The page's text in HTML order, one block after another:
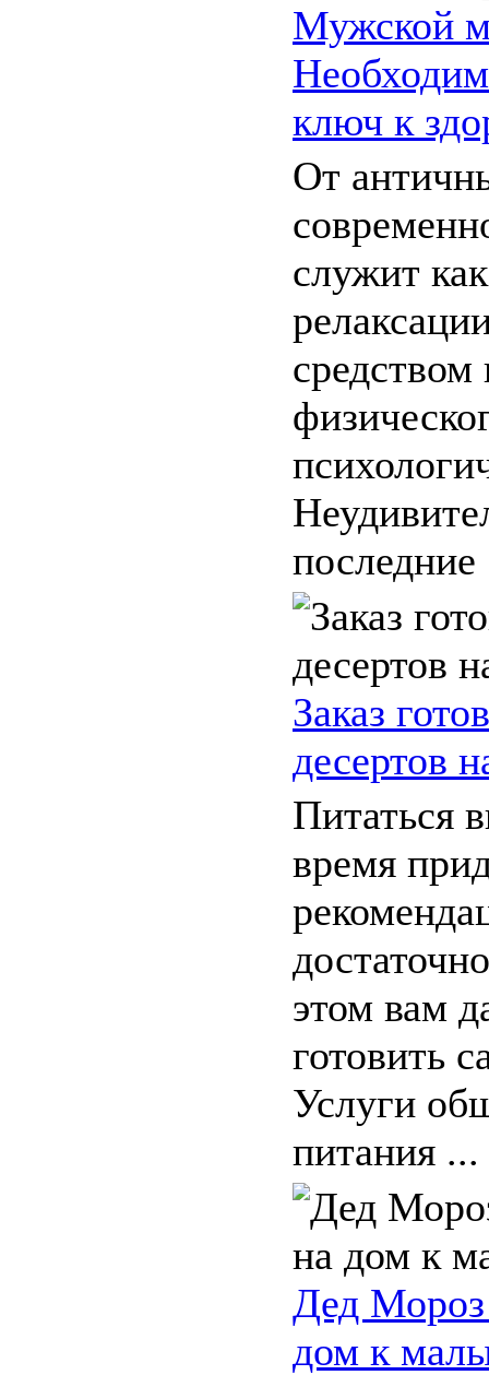
Мужской
ключ к
От
служит
последние
Заказ
десертов
Питаться
время
этом вам
готовить
Услуги
питания ...
Дед Мороз
дом к